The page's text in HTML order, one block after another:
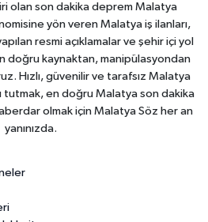
olan son dakika deprem Malatya
yön veren Malatya iş ilanları,
resmi açıklamalar ve şehir içi yol
doğru kaynaktan, manipülasyondan
Hızlı, güvenilir ve tarafsız Malatya
tutmak, en doğru Malatya son dakika
olmak için Malatya Söz her an
yanınızda.